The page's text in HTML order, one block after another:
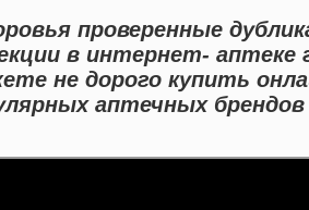
проверенные
в интернет-
не дорого купить
аптечных